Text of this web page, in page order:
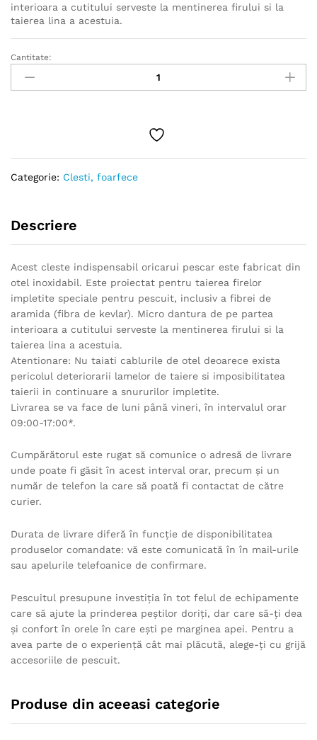
interioara a cutitului serveste la mentinerea firului si la
taierea lina a acestuia.
Cleste
monturi
Delphin
Cantitate:
Categorie: Clesti, foarfece
Descriere
Acest cleste indispensabil oricarui pescar este fabricat din
otel inoxidabil. Este proiectat pentru taierea firelor
impletite speciale pentru pescuit, inclusiv a fibrei de
aramida (fibra de kevlar). Micro dantura de pe partea
interioara a cutitului serveste la mentinerea firului si la
taierea lina a acestuia.
Atentionare: Nu taiati cablurile de otel deoarece exista
pericolul deteriorarii lamelor de taiere si imposibilitatea
taierii in continuare a snururilor impletite.
Livrarea se va face de luni până vineri, în intervalul orar
09:00-17:00*.
Cumpărătorul este rugat să comunice o adresă de livrare
unde poate fi găsit în acest interval orar, precum şi un
număr de telefon la care să poată fi contactat de către
curier.
Durata de livrare diferă în funcție de disponibilitatea
produselor comandate: vă este comunicată în în mail-urile
sau apelurile telefoanice de confirmare.
Pescuitul presupune investiția în tot felul de echipamente
care să ajute la prinderea peștilor doriți, dar care să-ți dea
și confort în orele în care ești pe marginea apei. Pentru a
avea parte de o experiență cât mai plăcută, alege-ți cu grijă
accesoriile de pescuit.
Produse din aceeasi categorie